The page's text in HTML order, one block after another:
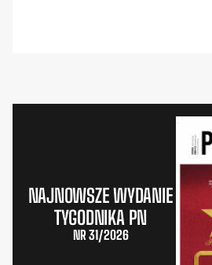
NAJNOWSZE WYDANIE
TYGODNIKA PN
NR 31/2026